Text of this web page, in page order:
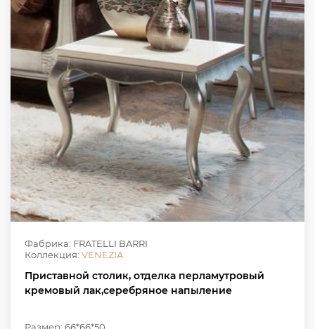
Фабрика: FRATELLI BARRI
Коллекция: VENEZIA
Приставной столик, отделка перламутровый
кремовый лак,серебряное напыление
Размер: 66*66*50